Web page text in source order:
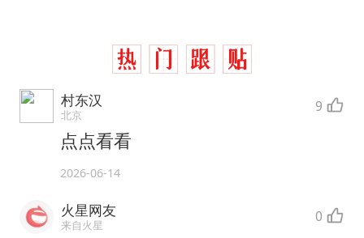
村东汉
北京 9
点点看看
2026-06-14
火星网友
来自火星 0